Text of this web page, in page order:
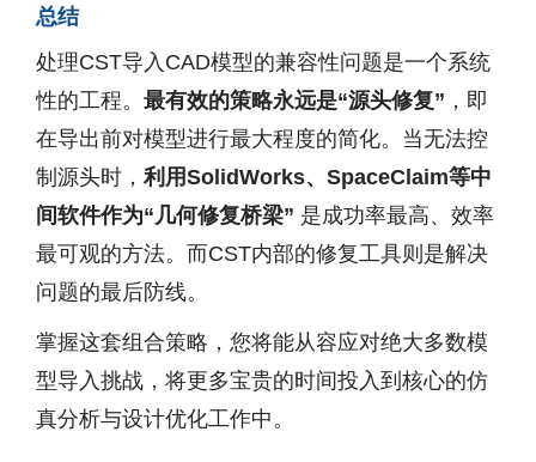
总结
处理CST导入CAD模型的兼容性问题是一个系统
性的工程。 最有效的策略永远是“源头修复” ，即
在导出前对模型进行最大程度的简化。当无法控
制源头时， 利用SolidWorks、SpaceClaim等中
间软件作为“几何修复桥梁” 是成功率最高、效率
最可观的方法。而CST内部的修复工具则是解决
问题的最后防线。
掌握这套组合策略，您将能从容应对绝大多数模
型导入挑战，将更多宝贵的时间投入到核心的仿
真分析与设计优化工作中。